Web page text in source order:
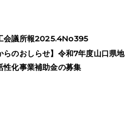
会議所報2025.4No395
らのおしらせ】令和7年度山口県地
性化事業補助金の募集